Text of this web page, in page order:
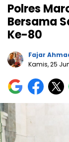
Polres
Bersama
Ke-80
Fajar
Kamis, 25